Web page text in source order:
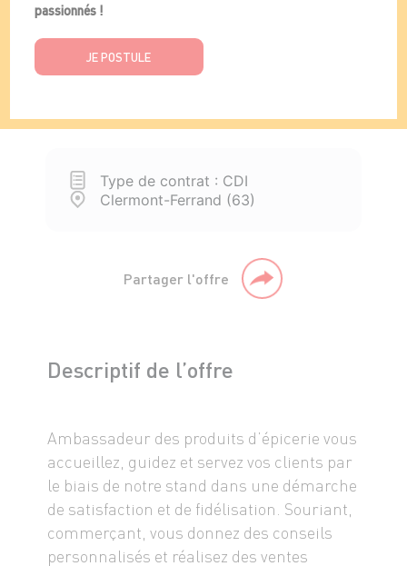
passionnés !
JE POSTULE
Type de contrat : CDI
Clermont-Ferrand (63)
Partager l'offre
Descriptif de l’offre
Ambassadeur des produits d’épicerie vous
accueillez, guidez et servez vos clients par
le biais de notre stand dans une démarche
de satisfaction et de fidélisation. Souriant,
commerçant, vous donnez des conseils
personnalisés et réalisez des ventes